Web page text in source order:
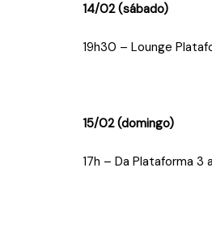
14/02 (sábado)
19h30 – Lounge
15/02(domingo)
17h – Da Plataforma 3